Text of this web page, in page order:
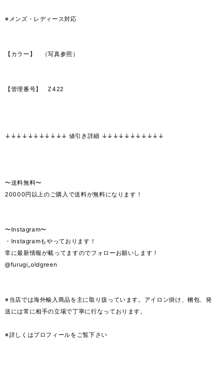
※メンズ・レディース対応
【カラー】 （写真参照）
【管理番号】 Z422
↓↓↓↓↓↓↓↓↓↓↓ 値引き詳細 ↓↓↓↓↓↓↓↓↓↓↓
〜送料無料〜
20000円以上のご購入で送料が無料になります！
〜Instagram〜
・Instagramもやっております！
常に最新情報が載ってますのでフォローお願いします！
@furugi_oldgreen
※当店では海外輸入商品を主に取り扱っています。アイロン掛け、梱包、発
送には常に相手の立場で丁寧に行なっております。
※詳しくはプロフィールをご覧下さい